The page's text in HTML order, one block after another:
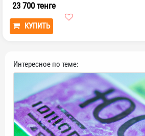
23 700 тенге
КУПИТЬ
Интересное по теме: